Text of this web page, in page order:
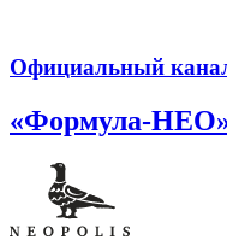
Официальный
«Формула-